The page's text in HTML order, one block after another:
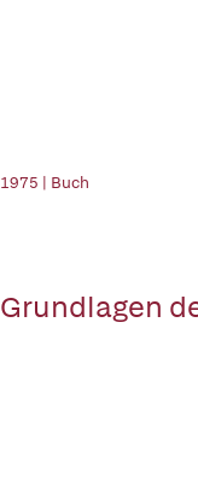
1975 | Buch
Grundlagen